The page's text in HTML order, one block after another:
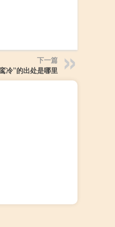
下一篇
冷”的出处是哪里